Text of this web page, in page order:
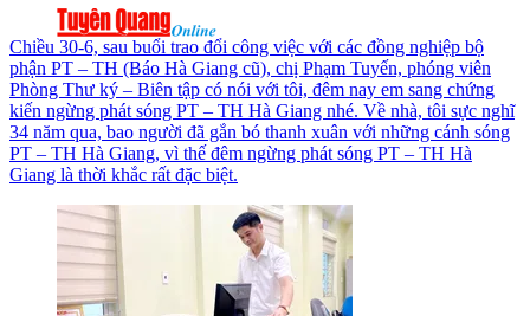
Chiều 30-6, sau buổi trao đổi công việc với các đồng nghiệp bộ
phận PT – TH (Báo Hà Giang cũ), chị Phạm Tuyến, phóng viên
Phòng Thư ký – Biên tập có nói với tôi, đêm nay em sang chứng
kiến ngừng phát sóng PT – TH Hà Giang nhé. Về nhà, tôi sực nghĩ
34 năm qua, bao người đã gắn bó thanh xuân với những cánh sóng
PT – TH Hà Giang, vì thế đêm ngừng phát sóng PT – TH Hà
Giang là thời khắc rất đặc biệt.